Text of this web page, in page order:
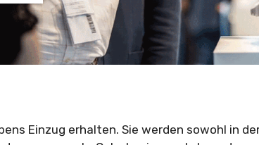
Einzug erhalten. Sie werden sowohl in